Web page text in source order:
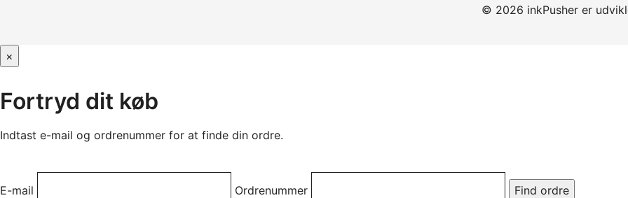
© 2026 inkPusher er
×
Fortryd dit køb
Indtast e-mail og ordrenummer for at finde din ordre.
E-mail Ordrenummer
Find ordre